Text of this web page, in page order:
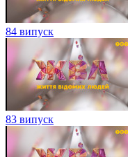
84 випуск
83 випуск